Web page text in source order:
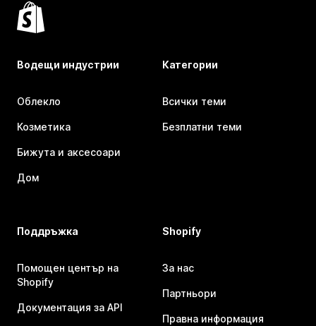
Водещи индустрии
Облекло
Козметика
Бижута и аксесоари
Дом
Категории
Всички теми
Безплатни теми
Поддръжка
Помощен център на
Shopify
Документация за API
Shopify
За нас
Партньори
Правна информация